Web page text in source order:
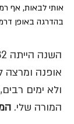
אותי לבאות, אף
בהדרגה באופן
אופנה ומרצה
ולא ימים
המורה שלי.